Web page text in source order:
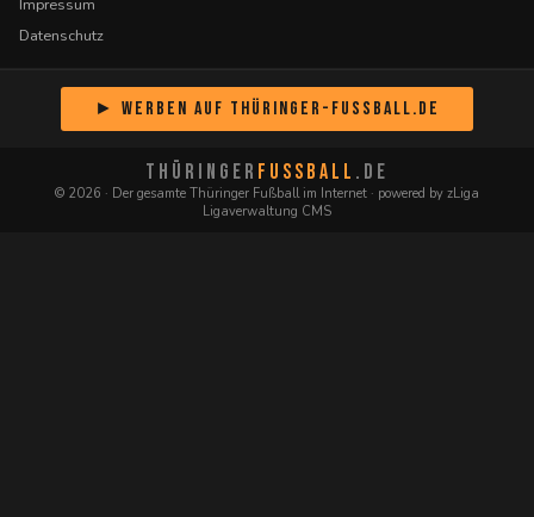
Impressum
Datenschutz
► Werben auf Thüringer-Fussball.de
THÜRINGER FUSSBALL .DE
© 2026 · Der gesamte Thüringer Fußball im Internet · powered by zLiga
Ligaverwaltung CMS